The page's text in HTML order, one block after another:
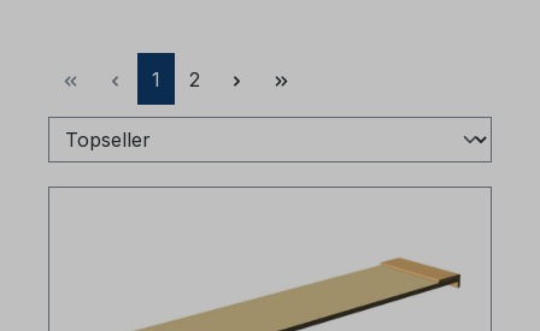
Seite
1 Seite
2